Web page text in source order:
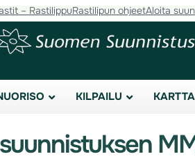
– RastilippuRastilipun ohjeetAloita
KILPAILU KARTTA